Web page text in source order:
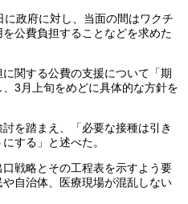
政府に対し、当面の間はワクチ
公費負担することなどを求めた
関する公費の支援について「期
3月上旬をめどに具体的な方針を
を踏まえ、「必要な接種は引き
する」と述べた。
戦略とその工程表を示すよう要
自治体、医療現場が混乱しない